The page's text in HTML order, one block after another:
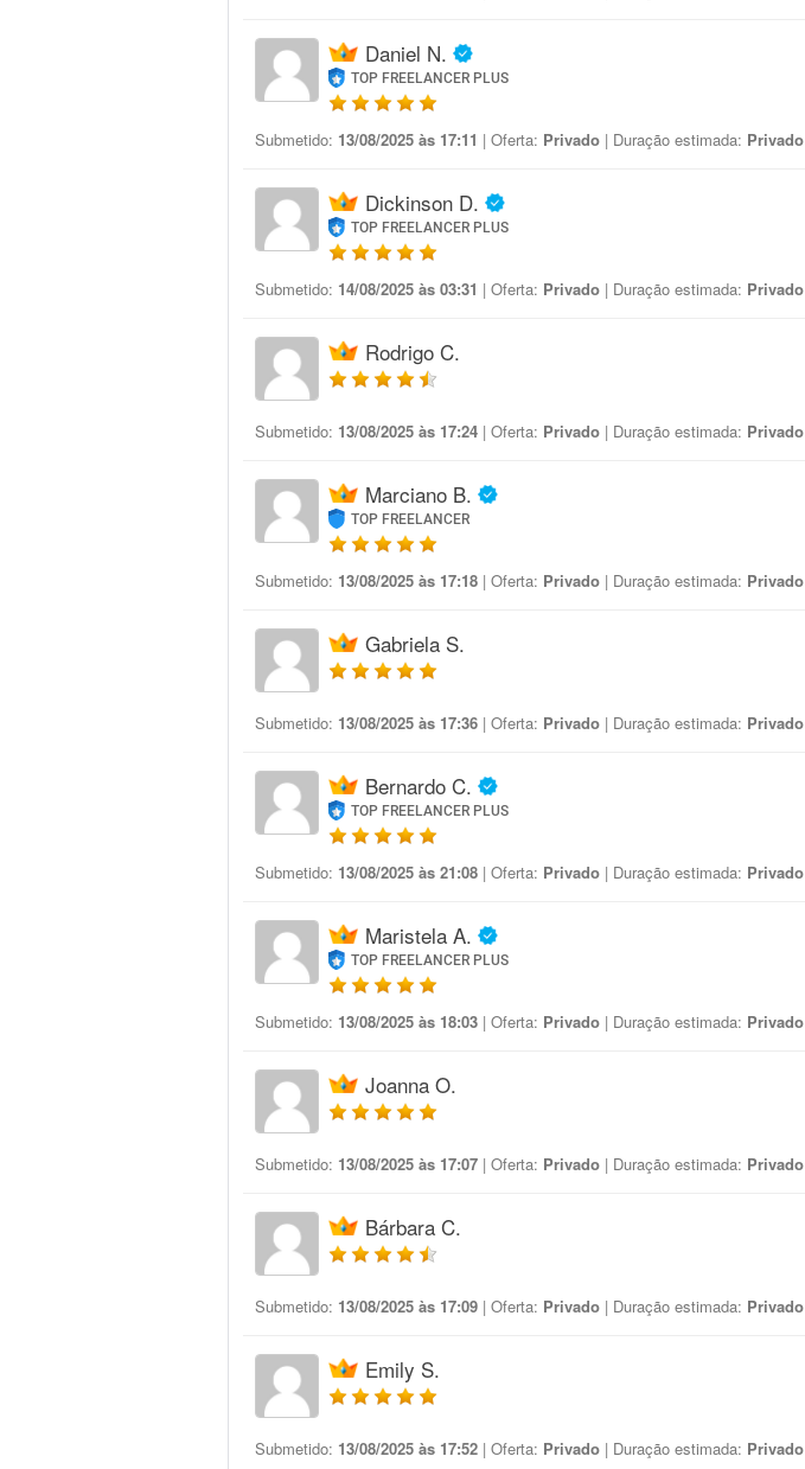
Daniel N.
TOP FREELANCER PLUS
Submetido: 13/08/2025 às 17:11 | Oferta: Privado | Duração estimada: Privado
Dickinson D.
TOP FREELANCER PLUS
Submetido: 14/08/2025 às 03:31 | Oferta: Privado | Duração estimada: Privado
Rodrigo C.
Submetido: 13/08/2025 às 17:24 | Oferta: Privado | Duração estimada: Privado
Marciano B.
TOP FREELANCER
Submetido: 13/08/2025 às 17:18 | Oferta: Privado | Duração estimada: Privado
Gabriela S.
Submetido: 13/08/2025 às 17:36 | Oferta: Privado | Duração estimada: Privado
Bernardo C.
TOP FREELANCER PLUS
Submetido: 13/08/2025 às 21:08 | Oferta: Privado | Duração estimada: Privado
Maristela A.
TOP FREELANCER PLUS
Submetido: 13/08/2025 às 18:03 | Oferta: Privado | Duração estimada: Privado
Joanna O.
Submetido: 13/08/2025 às 17:07 | Oferta: Privado | Duração estimada: Privado
Bárbara C.
Submetido: 13/08/2025 às 17:09 | Oferta: Privado | Duração estimada: Privado
Emily S.
Submetido: 13/08/2025 às 17:52 | Oferta: Privado | Duração estimada: Privado